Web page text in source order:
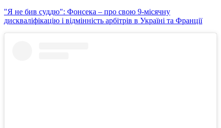
"Я не бив суддю": Фонсека – про свою 9-місячну
дискваліфікацію і відмінність арбітрів в Україні та Франції